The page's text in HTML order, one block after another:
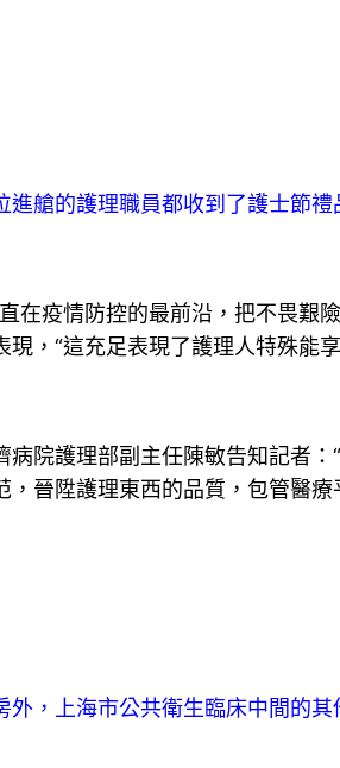
進艙的護理職員都收到了護士節
在疫情防控的最前沿，把不畏艱
，“這充足表現了護理人特殊能
院護理部副主任陳敏告知記者
晉陞護理東西的品質，包管醫療
外，上海市公共衛生臨床中間的